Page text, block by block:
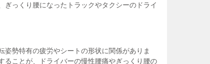
っくり腰になったトラックやタクシーのドライ
勢特有の疲労やシートの形状に関係がありま
ることが、ドライバーの慢性腰痛やぎっくり腰の